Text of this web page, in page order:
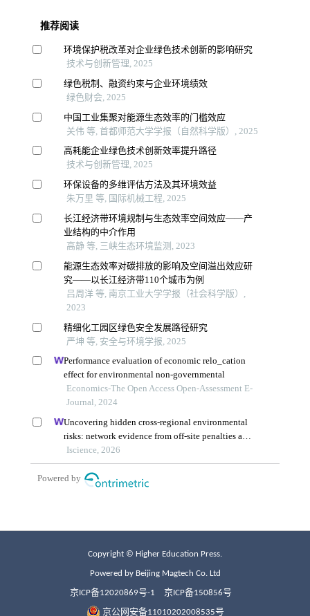
Copyright © Higher Education Press.
Powered by Beijing Magtech Co. Ltd
京ICP备12020869号-1 京ICP备150856号
京公网安备11010202008535号